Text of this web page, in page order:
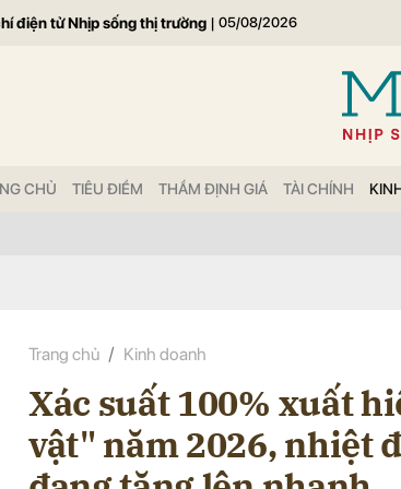
điện tử Nhịp sống thị trường | 05/08/2026
CHỦ TIÊU ĐIỂM THẨM ĐỊNH GIÁ TÀI CHÍNH
Trang chủ Kinh doanh
Xác suất 100% xuất
vật" năm 2026, nhiệt
Gửi bình luận